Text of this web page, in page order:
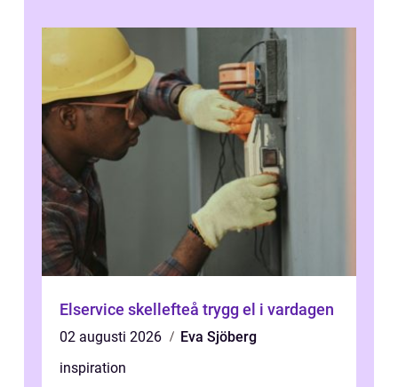
Elservice skellefteå trygg el i vardagen
02 augusti 2026
Eva Sjöberg
inspiration